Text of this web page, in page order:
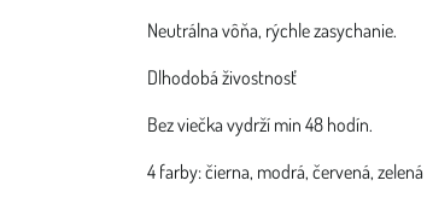
Neutrálna vôňa, rýchle zasychanie.
Dlhodobá živostnosť
Bez viečka vydrží min 48 hodín.
4 farby: čierna, modrá, červená, zelená